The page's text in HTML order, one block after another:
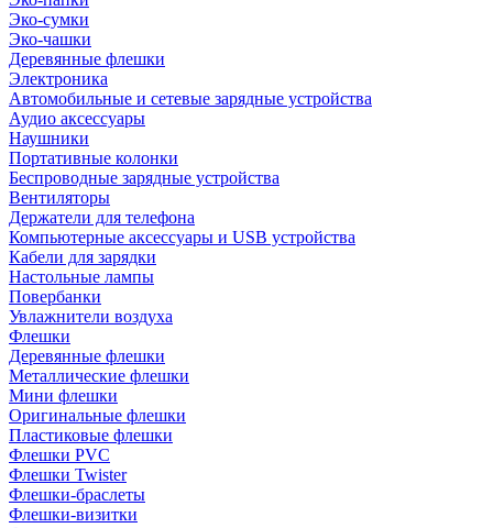
Эко-сумки
Эко-чашки
Деревянные флешки
Электроника
Автомобильные и сетевые зарядные устройства
Аудио аксессуары
Наушники
Портативные колонки
Беспроводные зарядные устройства
Вентиляторы
Держатели для телефона
Компьютерные аксессуары и USB устройства
Кабели для зарядки
Настольные лампы
Повербанки
Увлажнители воздуха
Флешки
Деревянные флешки
Металлические флешки
Мини флешки
Оригинальные флешки
Пластиковые флешки
Флешки PVC
Флешки Twister
Флешки-браслеты
Флешки-визитки